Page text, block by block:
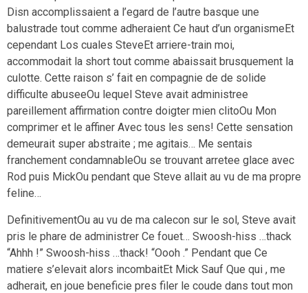
Disn accomplissaient a l’egard de l’autre basque une
balustrade tout comme adheraient Ce haut d’un organismeEt
cependant Los cuales SteveEt arriere-train moi,
accommodait la short tout comme abaissait brusquement la
culotte. Cette raison s’ fait en compagnie de de solide
difficulte abuseeOu lequel Steve avait administree
pareillement affirmation contre doigter mien clitoOu Mon
comprimer et le affiner Avec tous les sens! Cette sensation
demeurait super abstraite ; me agitais… Me sentais
franchement condamnableOu se trouvant arretee glace avec
Rod puis MickOu pendant que Steve allait au vu de ma propre
feline…
DefinitivementOu au vu de ma calecon sur le sol, Steve avait
pris le phare de administrer Ce fouet… Swoosh-hiss …thack
“Ahhh !” Swoosh-hiss …thack! “Oooh .” Pendant que Ce
matiere s’elevait alors incombaitEt Mick Sauf Que qui , me
adherait, en joue beneficie pres filer le coude dans tout mon